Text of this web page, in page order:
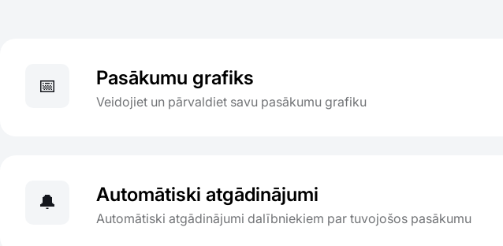
📅 Pasākumu grafiks
Veidojiet un pārvaldiet savu pasākumu grafiku
🔔 Automātiski atgādinājumi
Automātiski atgādinājumi dalībniekiem par tuvojošos pasākumu